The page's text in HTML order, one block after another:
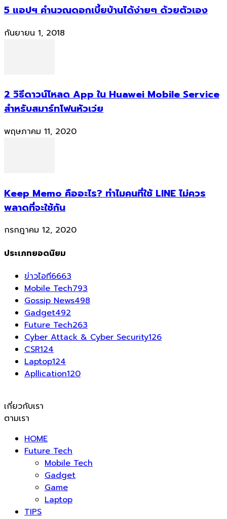
5 แอปฯ คำนวณดอกเบี้ยบ้านได้ง่ายๆ ด้วยตัวเอง
กันยายน 1, 2018
2 วิธีดาวน์โหลด App ใน Huawei Mobile Service
สำหรับสมาร์ทโฟนหัวเว่ย
พฤษภาคม 11, 2020
Keep Memo คืออะไร? ทำไมคนที่ใช้ LINE ไม่ควร
พลาดที่จะใช้กัน
กรกฎาคม 12, 2020
ประเภทยอดนิยม
ข่าวไอที6663
Mobile Tech793
Gossip News498
Gadget492
Future Tech263
Cyber Attack & Cyber Security126
CSR124
Laptop124
Apllication120
เกี่ยวกับเรา
ตามเรา
HOME
Future Tech
Mobile Tech
Gadget
Game
Laptop
TIPS